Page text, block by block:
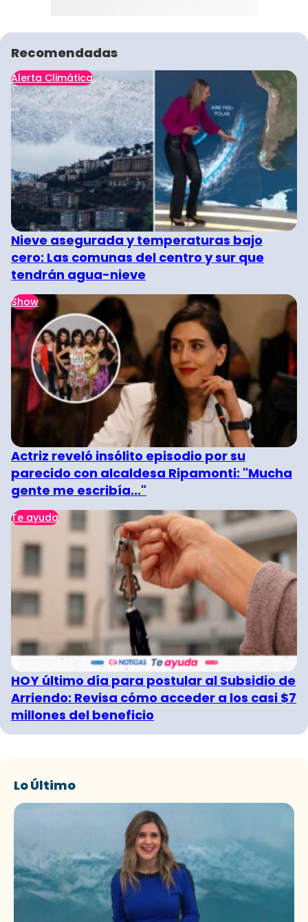
Recomendadas
Alerta Climática
Nieve asegurada y temperaturas bajo
cero: Las comunas del centro y sur que
tendrán agua-nieve
Show
Actriz reveló insólito episodio por su
parecido con alcaldesa Ripamonti: "Mucha
gente me escribía..."
Te ayuda
HOY último día para postular al Subsidio de
Arriendo: Revisa cómo acceder a los casi $7
millones del beneficio
Lo Último